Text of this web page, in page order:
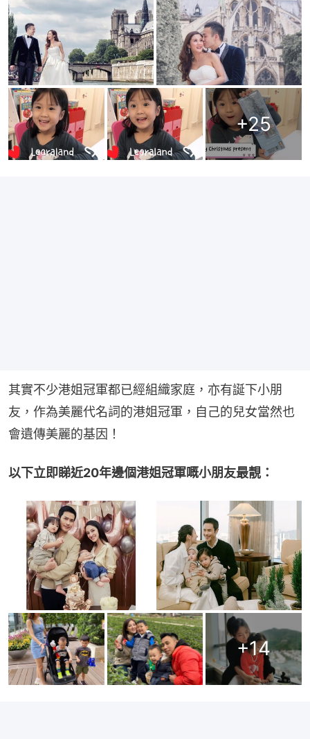
+25
其實不少港姐冠軍都已經組織家庭，亦有誕下小朋
友，作為美麗代名詞的港姐冠軍，自己的兒女當然也
會遺傳美麗的基因！
以下立即睇近20年邊個港姐冠軍嘅小朋友最靚：
+14